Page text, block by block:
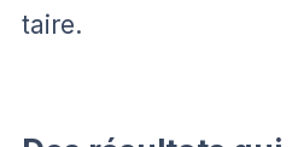
taire.